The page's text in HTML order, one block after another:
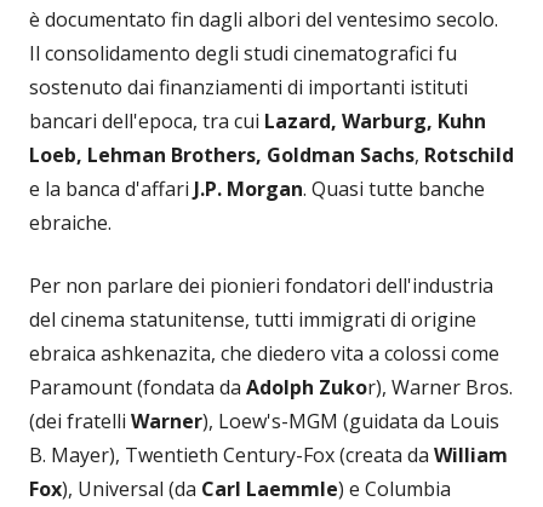
è documentato fin dagli albori del ventesimo secolo.
Il consolidamento degli studi cinematografici fu
sostenuto dai finanziamenti di importanti istituti
bancari dell'epoca, tra cui Lazard, Warburg, Kuhn
Loeb, Lehman Brothers, Goldman Sachs, Rotschild
e la banca d'affari J.P. Morgan. Quasi tutte banche
ebraiche.
Per non parlare dei pionieri fondatori dell'industria
del cinema statunitense, tutti immigrati di origine
ebraica ashkenazita, che diedero vita a colossi come
Paramount (fondata da Adolph Zukor), Warner Bros.
(dei fratelli Warner), Loew's-MGM (guidata da Louis
B. Mayer), Twentieth Century-Fox (creata da William
Fox), Universal (da Carl Laemmle) e Columbia